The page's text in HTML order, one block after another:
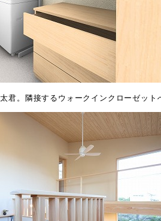
君。隣接するウォークインクローゼット